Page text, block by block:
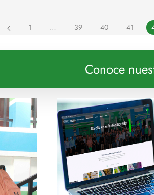
1 … 39 40 41
Conoce